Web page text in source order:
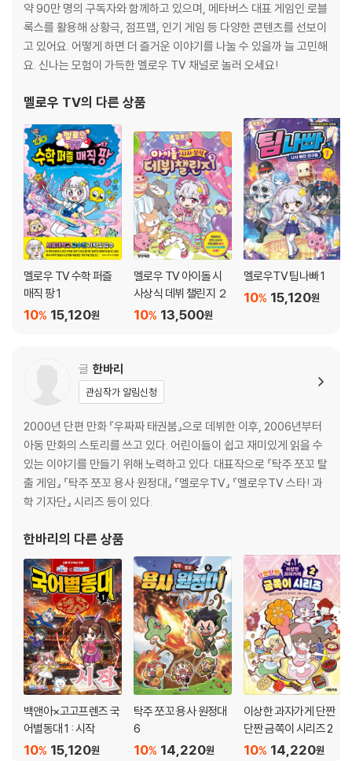
약 90만 명의 구독자와 함께하고 있으며, 메타버스 대표 게임인 로블
록스를 활용해 상황극, 점프맵, 인기 게임 등 다양한 콘텐츠를 선보이
고 있어요. 어떻게 하면 더 즐거운 이야기를 나눌 수 있을까 늘 고민해
요. 신나는 모험이 가득한 멜로우 TV 채널로 놀러 오세요!
멜로우 TV의 다른 상품
멜로우 TV 수학 퍼즐
매직 팡 1
15,120원
10%
멜로우 TV 아이돌 시
사상식 데뷔 챌린지 ２
13,500원
10%
멜로우TV 팀나빠 1
15,120원
10%
글 한바리
관심작가 알림신청
2000년 단편 만화 『우짜짜 태권붐』으로 데뷔한 이후, 2006년부터
아동 만화의 스토리를 쓰고 있다. 어린이들이 쉽고 재미있게 읽을 수
있는 이야기를 만들기 위해 노력하고 있다. 대표작으로 『탁주 쪼꼬 탈
출 게임』 『탁주 쪼꼬 용사 원정대』 『멜로우TV』 『멜로우TV 스타! 과
학 기자단』 시리즈 등이 있다.
한바리의 다른 상품
백앤아×고고프렌즈 국
어별동대 1 : 시작
15,120원
10%
탁주 쪼꼬 용사 원정대
6
14,220원
10%
이상한 과자가게 단짠
단짠 금쪽이 시리즈 2
14,220원
10%